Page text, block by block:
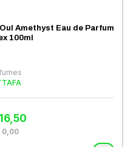
Amethyst Eau de Parfum
100ml
16,50
0,00